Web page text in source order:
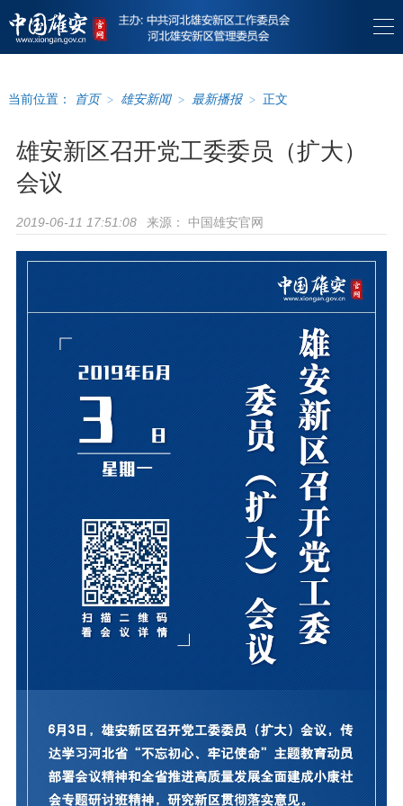
当前位置： 首页 > 雄安新闻 > 最新播报 > 正文
雄安新区召开党工委委员（扩大）
会议
2019-06-11 17:51:08 来源： 中国雄安官网